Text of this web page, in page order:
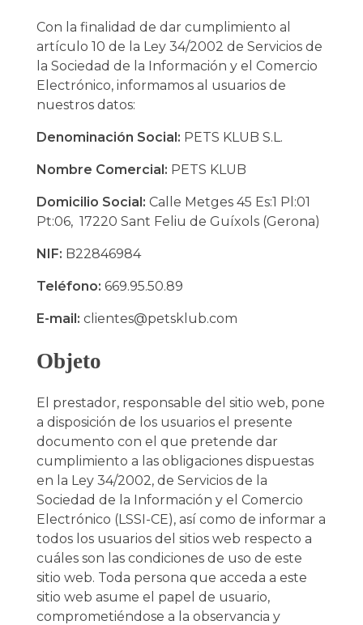
Con la finalidad de dar cumplimiento al
artículo 10 de la Ley 34/2002 de Servicios de
la Sociedad de la Información y el Comercio
Electrónico, informamos al usuarios de
nuestros datos:
Denominación Social: PETS KLUB S.L.
Nombre Comercial: PETS KLUB
Domicilio Social: Calle Metges 45 Es:1 Pl:01
Pt:06, 17220 Sant Feliu de Guíxols (Gerona)
NIF: B22846984
Teléfono: 669.95.50.89
E-mail: clientes@petsklub.com
Objeto
El prestador, responsable del sitio web, pone
a disposición de los usuarios el presente
documento con el que pretende dar
cumplimiento a las obligaciones dispuestas
en la Ley 34/2002, de Servicios de la
Sociedad de la Información y el Comercio
Electrónico (LSSI-CE), así como de informar a
todos los usuarios del sitios web respecto a
cuáles son las condiciones de uso de este
sitio web. Toda persona que acceda a este
sitio web asume el papel de usuario,
comprometiéndose a la observancia y